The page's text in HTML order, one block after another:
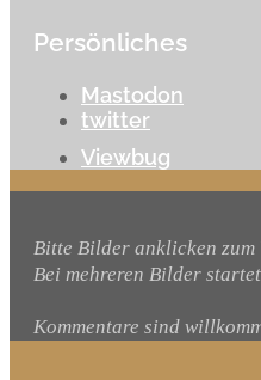
Persönliches
Mastodon
twitter
Viewbug
Bitte Bilder anklicken zum
Bei mehreren Bilder
Kommentare sind